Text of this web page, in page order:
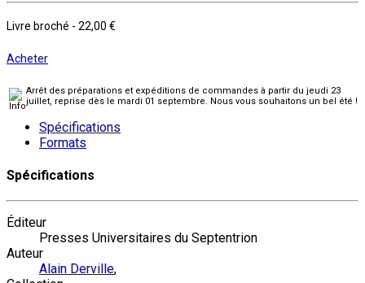
Livre broché - 22,00 €
Acheter
Arrêt des préparations et expéditions de commandes à partir du jeudi 23
juillet, reprise dès le mardi 01 septembre. Nous vous souhaitons un bel été !
Spécifications
Formats
Spécifications
Éditeur
Presses Universitaires du Septentrion
Auteur
Alain Derville,